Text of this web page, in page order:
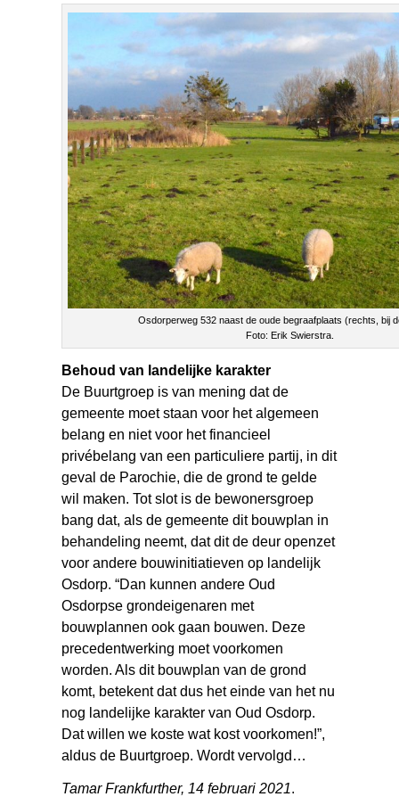
Osdorperweg 532 naast de oude begraafplaats (rechts, bij
Foto: Erik Swierstra.
Behoud van landelijke karakter
De Buurtgroep is van mening dat de
gemeente moet staan voor het algemeen
belang en niet voor het financieel
privébelang van een particuliere partij, in dit
geval de Parochie, die de grond te gelde
wil maken. Tot slot is de bewonersgroep
bang dat, als de gemeente dit bouwplan in
behandeling neemt, dat dit de deur openzet
voor andere bouwinitiatieven op landelijk
Osdorp. “Dan kunnen andere Oud
Osdorpse grondeigenaren met
bouwplannen ook gaan bouwen. Deze
precedentwerking moet voorkomen
worden. Als dit bouwplan van de grond
komt, betekent dat dus het einde van het nu
nog landelijke karakter van Oud Osdorp.
Dat willen we koste wat kost voorkomen!”,
aldus de Buurtgroep. Wordt vervolgd…
Tamar Frankfurther, 14 februari 2021.